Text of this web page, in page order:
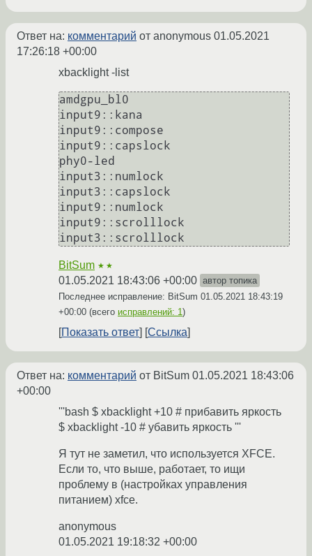
Ответ на: комментарий от anonymous 01.05.2021
17:26:18 +00:00
xbacklight -list
amdgpu_bl0
input9::kana
input9::compose
input9::capslock
phy0-led
input3::numlock
input3::capslock
input9::numlock
input9::scrolllock
BitSum ★★
01.05.2021 18:43:06 +00:00 автор топика
Последнее исправление: BitSum 01.05.2021 18:43:19
+00:00 (всего исправлений: 1)
Показать ответ Ссылка
Ответ на: комментарий от BitSum 01.05.2021 18:43:06
+00:00
'''bash $ xbacklight +10 # прибавить яркость
$ xbacklight -10 # убавить яркость '''
Я тут не заметил, что используется XFCE.
Если то, что выше, работает, то ищи
проблему в (настройках управления
питанием) xfce.
anonymous
01.05.2021 19:18:32 +00:00